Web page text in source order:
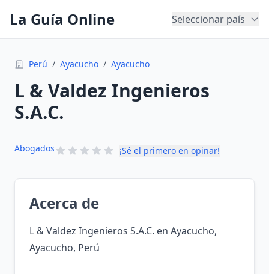
La Guía Online Seleccionar país
Perú / Ayacucho / Ayacucho
L & Valdez Ingenieros
S.A.C.
Abogados ¡Sé el primero en opinar!
Acerca de
L & Valdez Ingenieros S.A.C. en Ayacucho,
Ayacucho, Perú